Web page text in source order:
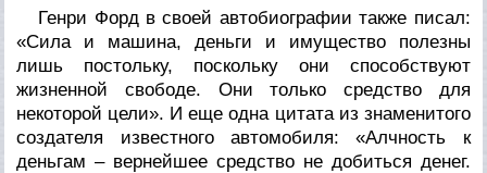
Генри Форд в своей автобиографии также писал:
«Сила и машина, деньги и имущество полезны
лишь постольку, поскольку они способствуют
жизненной свободе. Они только средство для
некоторой цели». И еще одна цитата из знаменитого
создателя известного автомобиля: «Алчность к
деньгам – вернейшее средство не добиться денег.